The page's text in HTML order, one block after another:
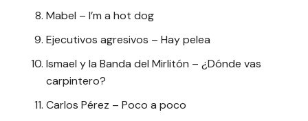
Mabel – I’m a hot dog
Ejecutivos agresivos – Hay pelea
Ismael y la Banda del Mirlitón – ¿Dónde vas
carpintero?
Carlos Pérez – Poco a poco